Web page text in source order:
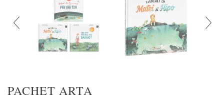
PACHET ARTA